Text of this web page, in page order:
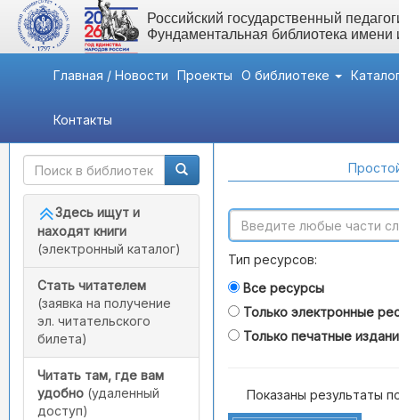
Российский государственный
Фундаментальная библиотека
Главная / Новости Проекты О библиотеке
Контакты
Быстрый доступ
Здесь ищут и
находят книги
(электронный каталог)
Стать читателем
(заявка на получение
эл. читательского
билета)
Читать там, где вам
удобно (удаленный
доступ)
Тип ресурсов:
Все ресурсы
Только электронные
Только печатные
Показаны результаты